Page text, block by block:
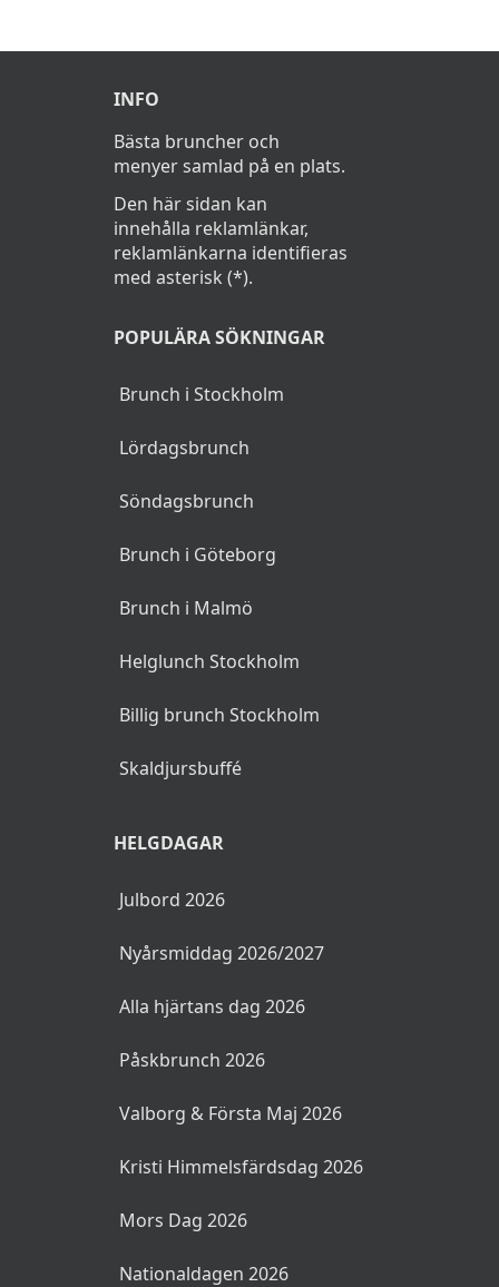
INFO
Bästa bruncher och
menyer samlad på en plats.
Den här sidan kan
innehålla reklamlänkar,
reklamlänkarna identifieras
med asterisk (*).
POPULÄRA SÖKNINGAR
Brunch i Stockholm
Lördagsbrunch
Söndagsbrunch
Brunch i Göteborg
Brunch i Malmö
Helglunch Stockholm
Billig brunch Stockholm
Skaldjursbuffé
HELGDAGAR
Julbord 2026
Nyårsmiddag 2026/2027
Alla hjärtans dag 2026
Påskbrunch 2026
Valborg & Första Maj 2026
Kristi Himmelsfärdsdag 2026
Mors Dag 2026
Nationaldagen 2026